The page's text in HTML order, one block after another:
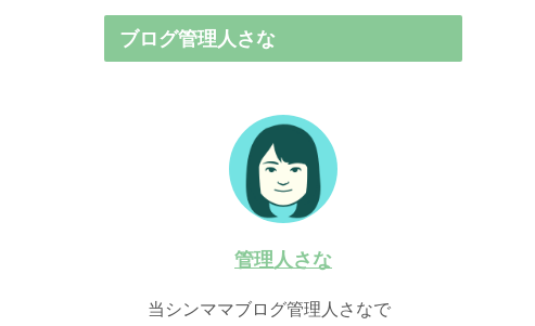
ブログ管理人さな
管理人さな
当シンママブログ管理人さなで